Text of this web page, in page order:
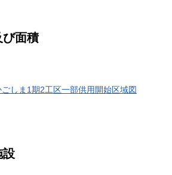
び面積
しま1期2工区一部供用開始区域図
設